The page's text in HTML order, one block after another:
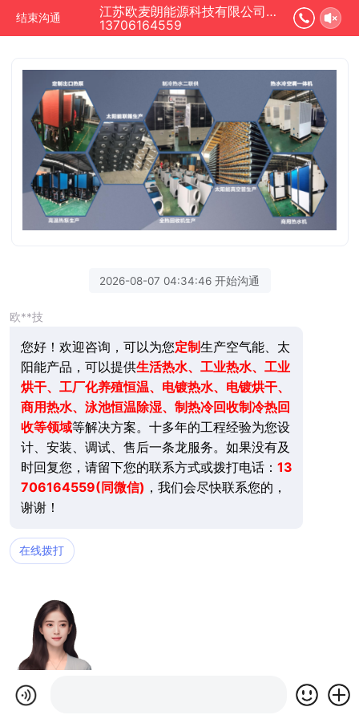
结束沟通
江苏欧麦朗能源科技有限公司正在为您服务
13706164559
2026-08-07 04:34:46 开始沟通
欧**技
您好！欢迎咨询，可以为您定制生产空气能、太
阳能产品，可以提供生活热水、工业热水、工业
烘干、工厂化养殖恒温、电镀热水、电镀烘干、
商用热水、泳池恒温除湿、制热冷回收制冷热回
收等领域等解决方案。十多年的工程经验为您设
计、安装、调试、售后一条龙服务。如果没有及
时回复您，请留下您的联系方式或拨打电话： 13
706164559(同微信) ，我们会尽快联系您的，
谢谢！
在线拨打